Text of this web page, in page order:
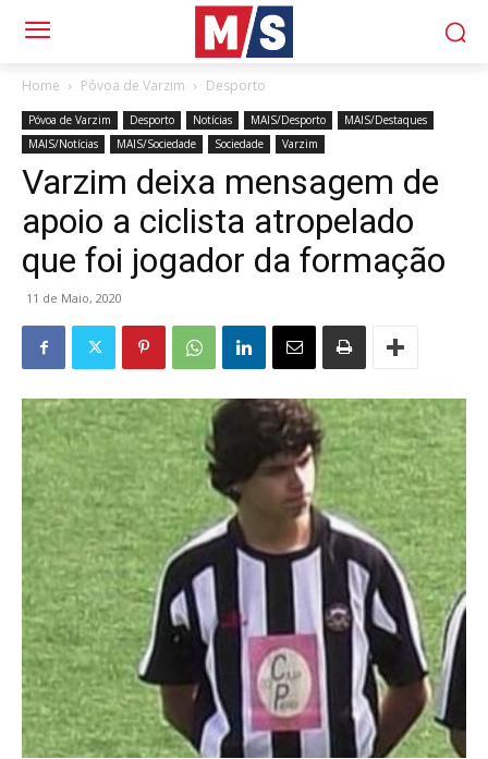
Home Póvoa de Varzim Desporto
Póvoa de Varzim Desporto Notícias MAIS/Desporto
MAIS/Destaques
MAIS/Notícias
MAIS/Sociedade Sociedade Varzim
Varzim deixa mensagem de
apoio a ciclista atropelado
que foi jogador da formação
11 de Maio, 2020